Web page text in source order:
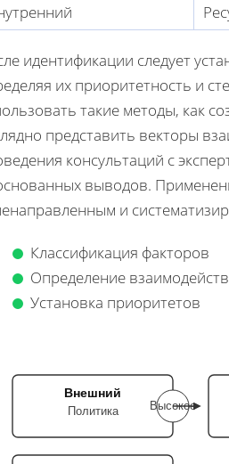
идентификации следует
их приоритетность и
такие методы, как
представить векторы
консультаций с
выводов.
и
Классификация факторов
Определение
Установка приоритетов
Внешний
Политика Высокое